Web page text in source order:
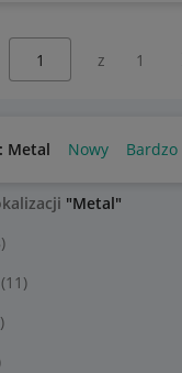
z 1
Metal Nowy
"Metal"
(11)